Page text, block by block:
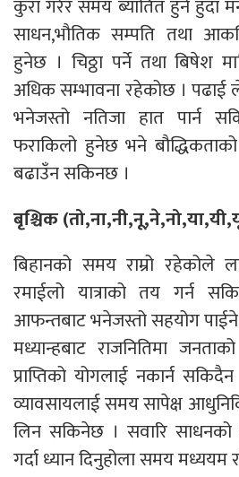
कुरा गरेर समय ब्यातित हुँने हुँदा
साधन,भौतिक सम्पति तथा
हुनेछ । चिठ्ठा पर्ने तथा बिषेश
अधिक सम्भावना रहेकोछ । पढाई
भनेजस्तो नतिजा हात पार्न
फराकिलो हुनेछ भने बौद्धिकताको
बढाउँन सकिनछ ।
बृश्चिक
बिहानको समय राम्रो रहेकोले
रमाईलो यात्राको तय गर्न
आफन्तबाट भनेजस्तो सहयोग पाईने
मध्यान्हबाट राजनितिमा
प्राप्तिको योगलाई नकार्न
व्यावसायलाई समय सापेक्ष
लिन सकिनेछ । सवारि साधनको
गर्दा ध्यान दिनुहोला समय मध्ययम